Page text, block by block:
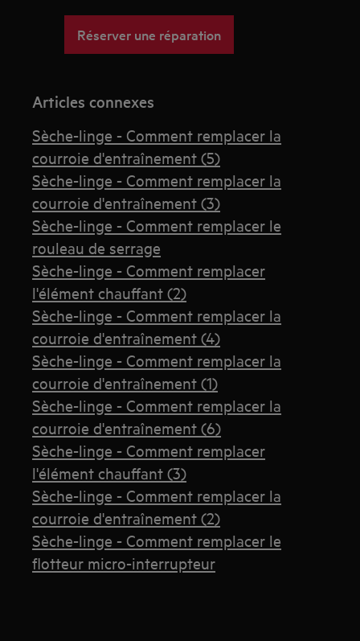
Réserver une réparation
Articles connexes
Sèche-linge - Comment remplacer la
courroie d'entraînement (5)
Sèche-linge - Comment remplacer la
courroie d'entraînement (3)
Sèche-linge - Comment remplacer le
rouleau de serrage
Sèche-linge - Comment remplacer
l'élément chauffant (2)
Sèche-linge - Comment remplacer la
courroie d'entraînement (4)
Sèche-linge - Comment remplacer la
courroie d'entraînement (1)
Sèche-linge - Comment remplacer la
courroie d'entraînement (6)
Sèche-linge - Comment remplacer
l'élément chauffant (3)
Sèche-linge - Comment remplacer la
courroie d'entraînement (2)
Sèche-linge - Comment remplacer le
flotteur micro-interrupteur